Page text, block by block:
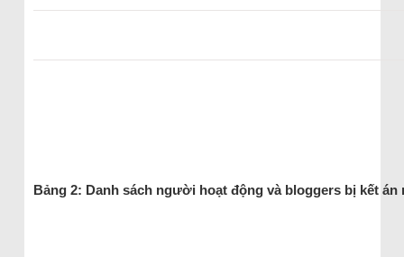
Bảng 2: Danh sách người hoạt động và bloggers bị kết án